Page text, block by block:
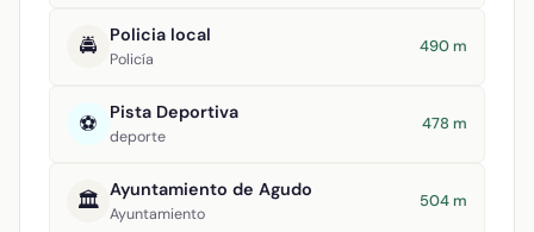
🚔 Policia local
Policía
490 m
⚽ Pista Deportiva
deporte
478 m
🏛️ Ayuntamiento de Agudo
Ayuntamiento
504 m